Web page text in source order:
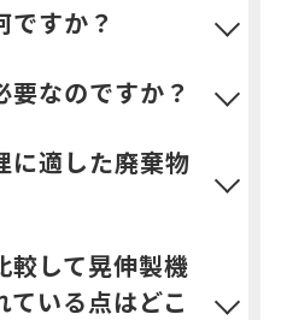
ですか？
要なのですか？
に適した廃棄物
較して晃伸製機
ている点はどこ